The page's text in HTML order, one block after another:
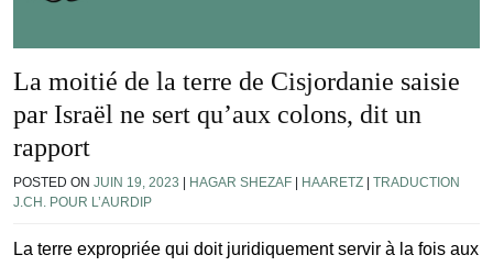
La moitié de la terre de Cisjordanie saisie
par Israël ne sert qu’aux colons, dit un
rapport
POSTED ON JUIN 19, 2023 HAGAR SHEZAF HAARETZ
TRADUCTION
J.CH. POUR L’AURDIP
La terre expropriée qui doit juridiquement servir à la fois aux